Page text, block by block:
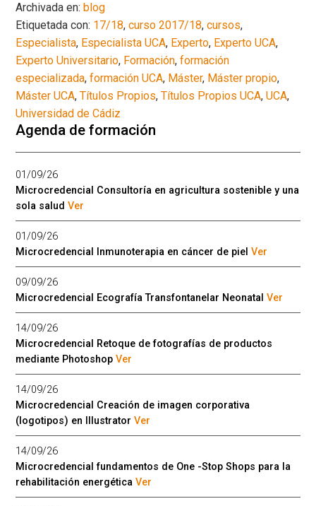
Archivada en: blog
Etiquetada con: 17/18,curso 2017/18,cursos,
Especialista, Especialista UCA, Experto, Experto UCA,
Experto Universitario, Formación,formación
especializada,formación UCA, Máster, Máster propio,
Máster UCA,Títulos Propios,Títulos Propios UCA,UCA,
Universidad de Cádiz
Agenda de formación
01/09/26
Microcredencial Consultoría en agricultura sostenible y una
sola saludVer
01/09/26
Microcredencial Inmunoterapia en cáncer de pielVer
09/09/26
Microcredencial Ecografía Transfontanelar NeonatalVer
14/09/26
Microcredencial Retoque de fotografías de productos
mediante PhotoshopVer
14/09/26
Microcredencial Creación de imagen corporativa
(logotipos) en IllustratorVer
14/09/26
Microcredencial fundamentos de One -Stop Shops para la
rehabilitación energéticaVer